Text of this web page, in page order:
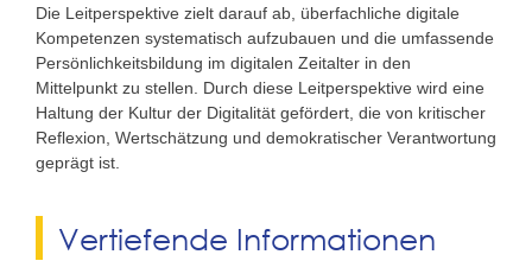
Die Leitperspektive zielt darauf ab, überfachliche digitale
Kompetenzen systematisch aufzubauen und die umfassende
Persönlichkeitsbildung im digitalen Zeitalter in den
Mittelpunkt zu stellen. Durch diese Leitperspektive wird eine
Haltung der Kultur der Digitalität gefördert, die von kritischer
Reflexion, Wertschätzung und demokratischer Verantwortung
geprägt ist.
Vertiefende Informationen